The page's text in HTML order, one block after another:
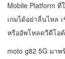
Mobile Platform ที่
เกมได้อย่าลื่นไหล
หรืออัพโหลดวีดีโอ
moto g82 5G มา